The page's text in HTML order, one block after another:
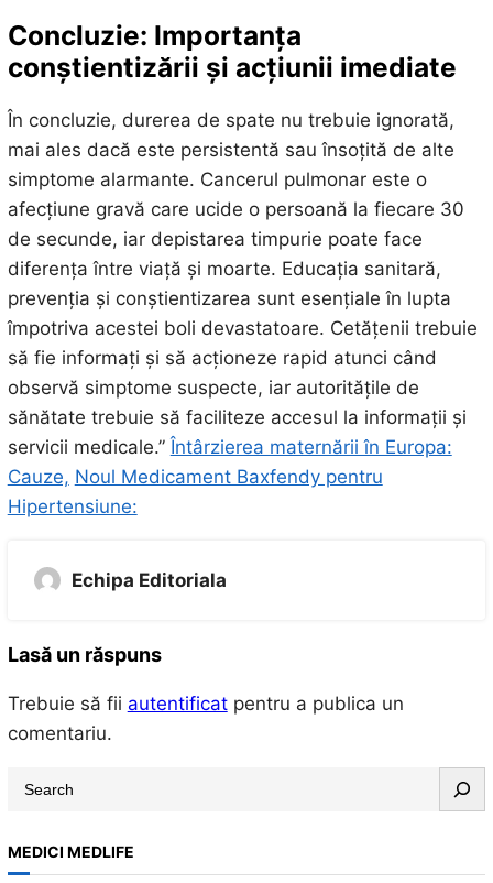
Concluzie: Importanța
conștientizării și acțiunii imediate
În concluzie, durerea de spate nu trebuie ignorată,
mai ales dacă este persistentă sau însoțită de alte
simptome alarmante. Cancerul pulmonar este o
afecțiune gravă care ucide o persoană la fiecare 30
de secunde, iar depistarea timpurie poate face
diferența între viață și moarte. Educația sanitară,
prevenția și conștientizarea sunt esențiale în lupta
împotriva acestei boli devastatoare. Cetățenii trebuie
să fie informați și să acționeze rapid atunci când
observă simptome suspecte, iar autoritățile de
sănătate trebuie să faciliteze accesul la informații și
servicii medicale.” Întârzierea maternării în Europa:
Cauze, Noul Medicament Baxfendy pentru
Hipertensiune:
Echipa Editoriala
Lasă un răspuns
Trebuie să fii autentificatpentru a publica un
comentariu.
a
r
MEDICI MEDLIFE